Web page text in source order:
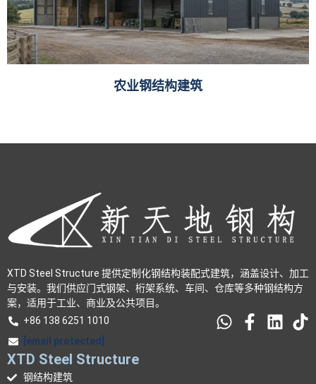
农业钢结构建筑
XTD Steel Structure 提供定制化钢结构装配式建筑，涵盖设计、加工
与安装。我们供应门式钢架、桁架系统、车间、仓库等多种钢结构方
案，适用于工业、商业及公共项目。
+86 138 6251 1010
[email protected]
XTD Steel Structure
钢结构建筑